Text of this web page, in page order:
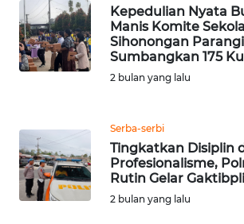
Kepedulian Nyata
Manis Komite
Sihonongan
Sumbangkan 175
2 bulan yang lalu
Serba-serbi
Tingkatkan Disiplin
Profesionalisme,
Rutin Gelar
2 bulan yang lalu
WN
SULUT
WN
WN
MALUT
WN
DAIRI